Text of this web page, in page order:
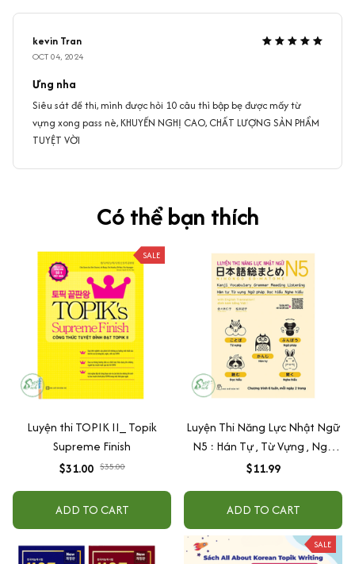
kevin Tran
OCT 04, 2024
Ưng nha
Siêu sát đề thi, mình được hỏi 10 câu thì bập bẹ được mấy từ
vựng xong pass nè, KHUYẾN NGHỊ CAO, CHẤT LƯỢNG SẢN PHẨM
TUYỆT VỜI
Có thể bạn thích
SALE
Luyện thi TOPIK II_ Topik
Supreme Finish
$31.00 $35.00
ADD TO CART
Luyện Thi Năng Lực Nhật Ngữ
N5 : Hán Tự , Từ Vựng , Ngữ
Pháp , Đọc Hiểu , Nghe Hiểu
$11.99
ADD TO CART
SALE